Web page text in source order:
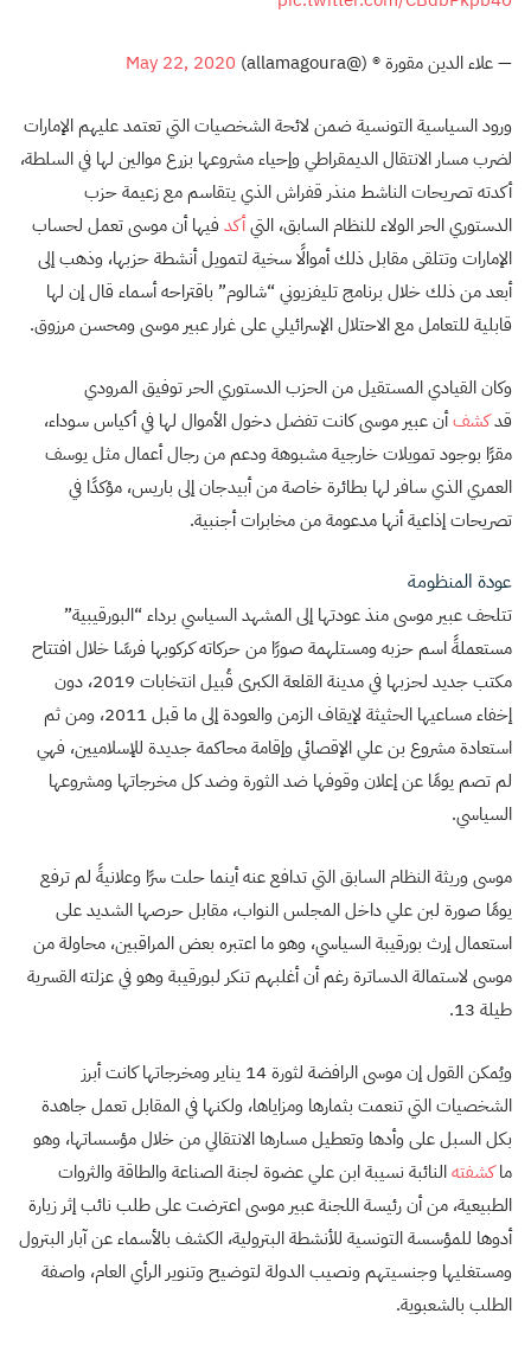
— علاء الدين مقورة ® (@allamagoura) May 22, 2020
ورود السياسية التونسية ضمن لائحة الشخصيات التي تعتمد عليهم الإمارات
لضرب مسار الانتقال الديمقراطي وإحياء مشروعها بزرع موالين لها في السلطة،
أكدته تصريحات الناشط منذر قفراش الذي يتقاسم مع زعيمة حزب
الدستوري الحر الولاء للنظام السابق، التيأكد فيها أن موسى تعمل لحساب
الإمارات وتتلقى مقابل ذلك أموالًا سخية لتمويل أنشطة حزبها، وذهب إلى
أبعد من ذلك خلال برنامج تليفزيوني “شالوم” باقتراحه أسماء قال إن لها
قابلية للتعامل مع الاحتلال الإسرائيلي على غرار عبير موسى ومحسن مرزوق.
وكان القيادي المستقيل من الحزب الدستوري الحر توفيق المرودي
قدكشفأن عبير موسى كانت تفضل دخول الأموال لها في أكياس سوداء،
مقرًا بوجود تمويلات خارجية مشبوهة ودعم من رجال أعمال مثل يوسف
العمري الذي سافر لها بطائرة خاصة من أبيدجان إلى باريس، مؤكدًا في
تصريحات إذاعية أنها مدعومة من مخابرات أجنبية.
عودة المنظومة
تتلحف عبير موسى منذ عودتها إلى المشهد السياسي برداء “البورقيبية”
مستعملةً اسم حزبه ومستلهمة صورًا من حركاته كركوبها فرسًا خلال افتتاح
مكتب جديد لحزبها في مدينة القلعة الكبرى قُبيل انتخابات 2019، دون
إخفاء مساعيها الحثيثة لإيقاف الزمن والعودة إلى ما قبل 2011، ومن ثم
استعادة مشروع بن علي الإقصائي وإقامة محاكمة جديدة للإسلاميين، فهي
لم تصم يومًا عن إعلان وقوفها ضد الثورة وضد كل مخرجاتها ومشروعها
السياسي.
موسى وريثة النظام السابق التي تدافع عنه أينما حلت سرًا وعلانيةً لم ترفع
يومًا صورة لبن علي داخل المجلس النواب، مقابل حرصها الشديد على
استعمال إرث بورقيبة السياسي، وهو ما اعتبره بعض المراقبين، محاولة من
موسى لاستمالة الدساترة رغم أن أغلبهم تنكر لبورقيبة وهو في عزلته القسرية
طيلة 13.
ويُمكن القول إن موسى الرافضة لثورة 14 يناير ومخرجاتها كانت أبرز
الشخصيات التي تنعمت بثمارها ومزاياها، ولكنها في المقابل تعمل جاهدة
بكل السبل على وأدها وتعطيل مسارها الانتقالي من خلال مؤسساتها، وهو
ماكشفتهالنائبة نسيبة ابن علي عضوة لجنة الصناعة والطاقة والثروات
الطبيعية، من أن رئيسة اللجنة عبير موسى اعترضت على طلب نائب إثر زيارة
أدوها للمؤسسة التونسية للأنشطة البترولية، الكشف بالأسماء عن آبار البترول
ومستغليها وجنسيتهم ونصيب الدولة لتوضيح وتنوير الرأي العام، واصفة
الطلب بالشعبوية.